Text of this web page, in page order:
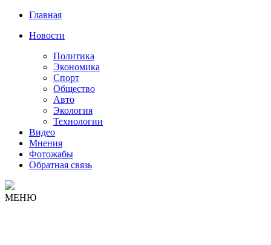
Главная
Новости
Политика
Экономика
Спорт
Общество
Авто
Экология
Технологии
Видео
Мнения
Фотожабы
Обратная связь
МЕНЮ